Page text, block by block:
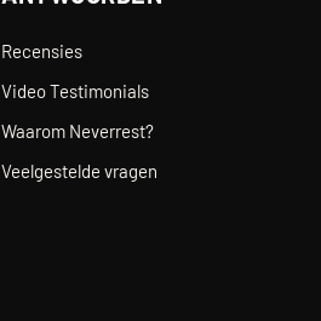
Recensies
Video Testimonials
Waarom Neverrest?
Veelgestelde vragen